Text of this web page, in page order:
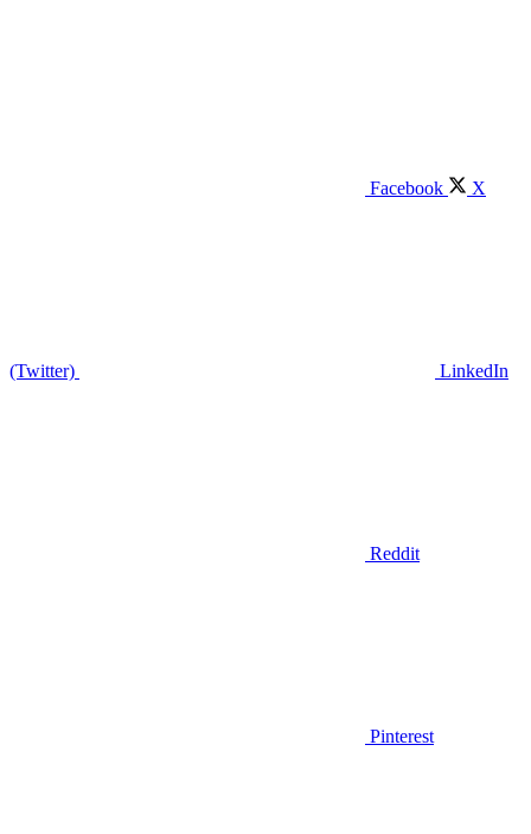
Facebook X
(Twitter) LinkedIn
Reddit
Pinterest